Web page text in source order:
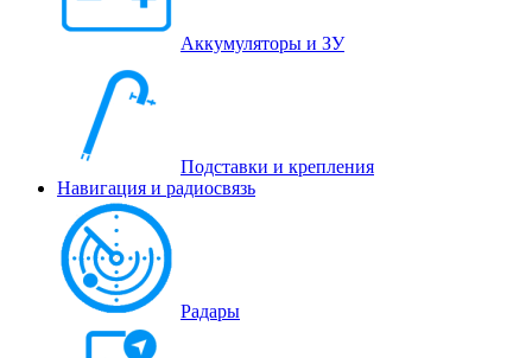
Аккумуляторы и ЗУ
Подставки и крепления
Навигация и радиосвязь
Радары